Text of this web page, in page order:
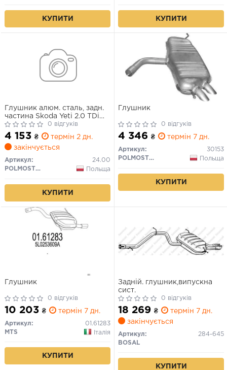
КУПИТИ КУПИТИ
Глушник алюм. сталь, задн.
частина Skoda Yeti 2.0 TDi
(24.00) Polmostrow
0 відгуків
4 153 ₴
термін 2 дн.
закінчується
Артикул:
24.00
POLMOSTROW
Польща
КУПИТИ
Глушник
0 відгуків
4 346 ₴ термін 7 дн.
Артикул:
30153
POLMOSTROW
Польща
КУПИТИ
Глушник
0 відгуків
10 203 ₴ термін 7 дн.
Артикул:
01.61283
MTS
Італія
КУПИТИ
Задній. глушник,випускна
сист.
0 відгуків
18 269 ₴
термін 7 дн.
закінчується
Артикул:
284-645
BOSAL
КУПИТИ